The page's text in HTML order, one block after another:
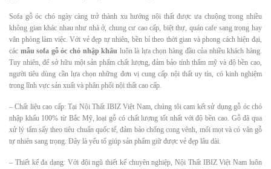
Sofa gỗ óc chó ngày càng trở thành xu hướng nội thất được ưa chuộng trong nhiều
không gian khác nhau như nhà ở, chung cư cao cấp, biệt thự, quán cafe sang trọng hay
văn phòng làm việc. Với vẻ đẹp tự nhiên, bền bỉ theo thời gian và phong cách hiện đại,
các mẫu sofa gỗ óc chó nhập khẩu luôn là lựa chọn hàng đầu của nhiều khách hàng.
Tuy nhiên, để sở hữu một sản phẩm chất lượng, đảm bảo tính thẩm mỹ và độ bền cao,
người tiêu dùng cần lựa chọn những đơn vị cung cấp nội thất uy tín, có kinh nghiệm
trong lĩnh vực sản xuất và phân phối nội thất cao cấp.
– Chất liệu cao cấp: Tại Nội Thất IBIZ Việt Nam, chúng tôi cam kết sử dụng gỗ óc chó
nhập khẩu 100% từ Bắc Mỹ, loại gỗ có chất lượng tốt nhất với độ bền cao. Gỗ đã qua
xử lý tẩm sấy theo tiêu chuẩn quốc tế, đảm bảo chống cong vênh, mối mọt và có vân gỗ
tự nhiên sang trọng. Đây là yếu tố giúp sản phẩm giữ được vẻ đẹp lâu dài.
– Thiết kế đa dạng: Với đội ngũ thiết kế chuyên nghiệp, Nội Thất IBIZ Việt Nam luôn